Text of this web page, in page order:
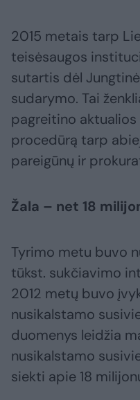
2015 metais tarp
teisėsaugos
sutartis dėl
sudarymo. Tai
pagreitino
procedūrą tarp
pareigūnų ir
Žala – net 18
Tyrimo metu buvo
tūkst. sukčiavimo
2012 metų buvo
nusikalstamo
duomenys leidžia
nusikalstamo
siekti apie 18